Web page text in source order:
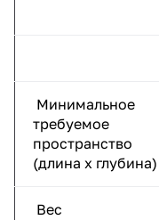
Минимальное
требуемое
пространство
(длина х глубина)
Вес